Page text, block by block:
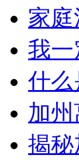
家
我
什
加
揭秘